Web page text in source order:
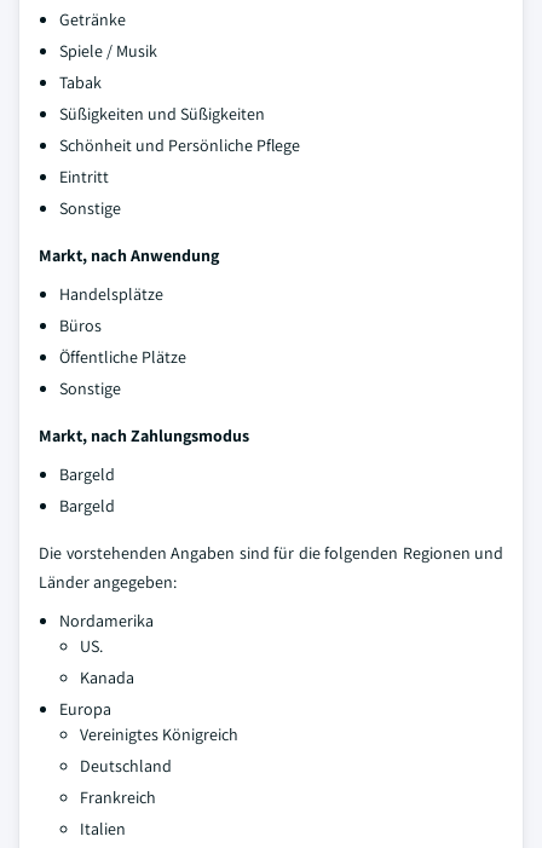
Getränke
Spiele / Musik
Tabak
Süßigkeiten und Süßigkeiten
Schönheit und Persönliche Pflege
Eintritt
Sonstige
Markt, nach Anwendung
Handelsplätze
Büros
Öffentliche Plätze
Sonstige
Markt, nach Zahlungsmodus
Bargeld
Bargeld
Die vorstehenden Angaben sind für die folgenden Regionen und
Länder angegeben:
Nordamerika
US.
Kanada
Europa
Vereinigtes Königreich
Deutschland
Frankreich
Italien